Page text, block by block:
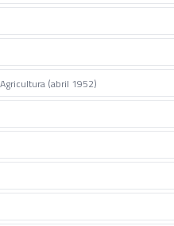
(abril 1952)